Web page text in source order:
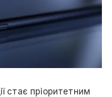
стає пріоритетним